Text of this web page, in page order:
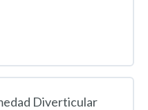
Diverticular